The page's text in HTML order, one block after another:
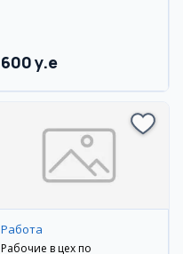
600 y.e
Работа
Рабочие в цех по